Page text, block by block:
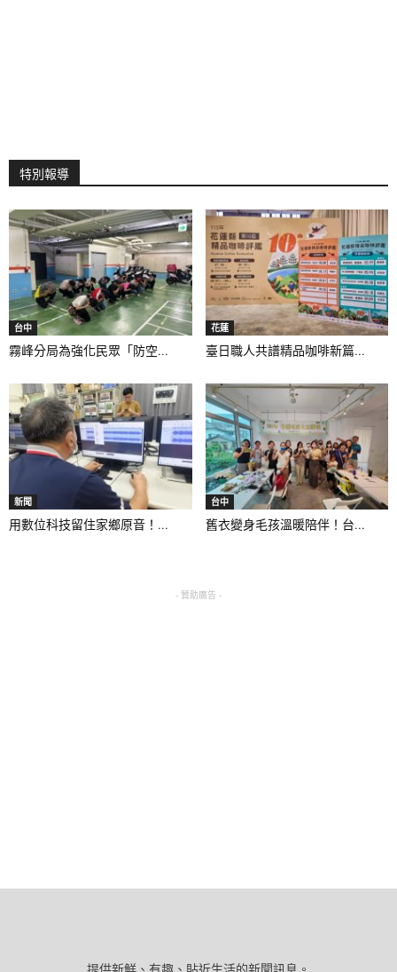
特別報導
台中
霧峰分局為強化民眾「防空...
花蓮
臺日職人共譜精品咖啡新篇...
新聞
用數位科技留住家鄉原音！...
台中
舊衣變身毛孩溫暖陪伴！台...
- 贊助廣告 -